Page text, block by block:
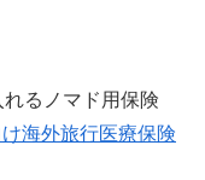
れるノマド用保険
海外旅行医療保険